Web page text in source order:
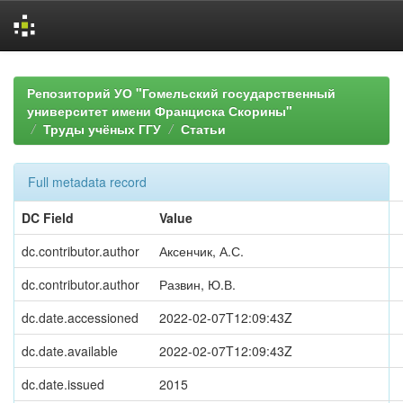
navigationРепозиторий УО "Гомельский государственный
университет имени Франциска Скорины"
Труды учёных ГГУ
Статьи
Full metadata record
DC Field
Value
dc.contributor.author
Аксенчик, А.С.
dc.contributor.author
Развин, Ю.В.
dc.date.accessioned
2022-02-07T12:09:43Z
dc.date.available
2022-02-07T12:09:43Z
dc.date.issued
2015